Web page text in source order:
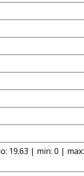
19.63 | min: 0 | max: